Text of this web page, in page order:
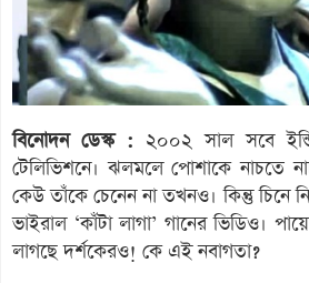
বিনোদন ডেস্ক : ২০০২ সাল সবে
টেলিভিশনে। ঝলমলে পোশাকে নাচতে
কেউ তাঁকে চেনেন না তখনও। কিন্তু চিনে
ভাইরাল ‘কাঁটা লাগা’ গানের ভিডিও।
লাগছে দর্শকেরও! কে এই নবাগতা?